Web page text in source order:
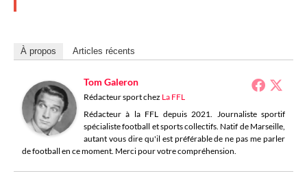
À propos Articles récents
Tom Galeron
Rédacteur sportchez La FFL
Rédacteur à la FFL depuis 2021. Journaliste sportif
spécialiste football et sports collectifs. Natif de Marseille,
autant vous dire qu'il est préférable de ne pas me parler
de football en ce moment. Merci pour votre compréhension.